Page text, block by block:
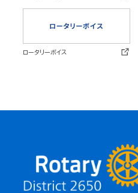
ロータリーボイス